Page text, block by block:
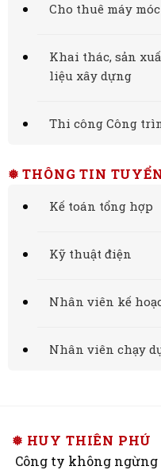
Cho thuê máy
Khai thác, sản
liệu xây dựng
Thi công Công
❅ THÔNG TIN
Kế toán tổng hợp
Kỹ thuật điện
Nhân viên kế
Nhân viên chạy
❅ HUY THIÊN PHÚ
Công ty không